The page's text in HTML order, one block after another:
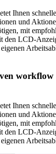
Ihnen
und
mit
den LCD-
workflow
Ihnen
und
mit
den LCD-